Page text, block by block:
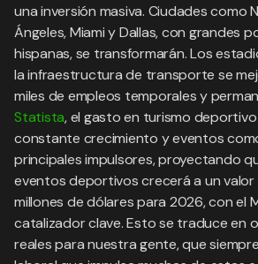
una inversión masiva. Ciudades como
Ángeles, Miami y Dallas, con grandes
hispanas, se transformarán. Los
la infraestructura de transporte se
miles de empleos temporales y
Statista, el gasto en turismo
constante crecimiento y eventos
principales impulsores, proyectando
eventos deportivos crecerá a un
millones de dólares para 2026, con el
catalizador clave. Esto se traduce en
reales para nuestra gente, que